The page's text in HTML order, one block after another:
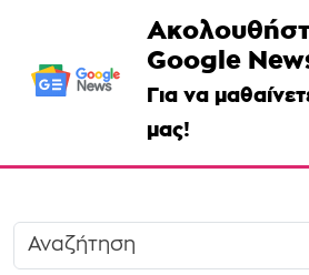
Google
Για να
μας!